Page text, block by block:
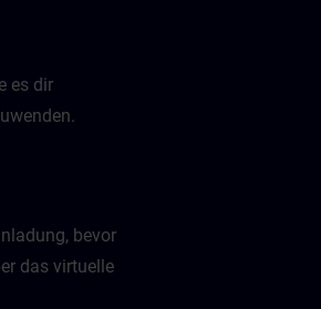
es dir
bevor
das virtuelle